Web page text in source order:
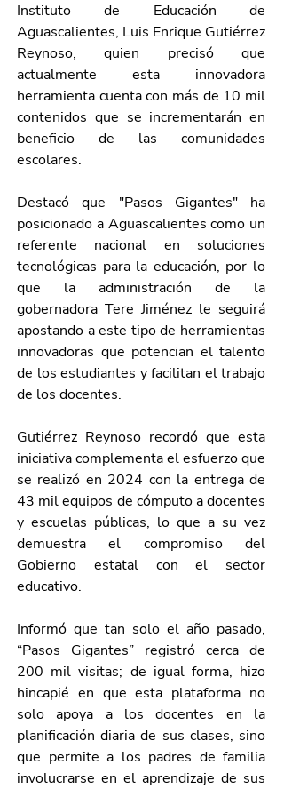
Instituto de Educación de
Aguascalientes, Luis Enrique Gutiérrez
Reynoso, quien precisó que
actualmente esta innovadora
herramienta cuenta con más de 10 mil
contenidos que se incrementarán en
beneficio de las comunidades
escolares.
Destacó que "Pasos Gigantes" ha
posicionado a Aguascalientes como un
referente nacional en soluciones
tecnológicas para la educación, por lo
que la administración de la
gobernadora Tere Jiménez le seguirá
apostando a este tipo de herramientas
innovadoras que potencian el talento
de los estudiantes y facilitan el trabajo
de los docentes.
Gutiérrez Reynoso recordó que esta
iniciativa complementa el esfuerzo que
se realizó en 2024 con la entrega de
43 mil equipos de cómputo a docentes
y escuelas públicas, lo que a su vez
demuestra el compromiso del
Gobierno estatal con el sector
educativo.
Informó que tan solo el año pasado,
“Pasos Gigantes” registró cerca de
200 mil visitas; de igual forma, hizo
hincapié en que esta plataforma no
solo apoya a los docentes en la
planificación diaria de sus clases, sino
que permite a los padres de familia
involucrarse en el aprendizaje de sus